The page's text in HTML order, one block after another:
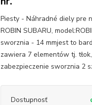
Piesty - Náhradné diely pre
ROBIN SUBARU,
sworznia - 14 mmjest to
zawiera 7 elementów tj.
zabezpieczenie sworznia 2
Dostupnosť